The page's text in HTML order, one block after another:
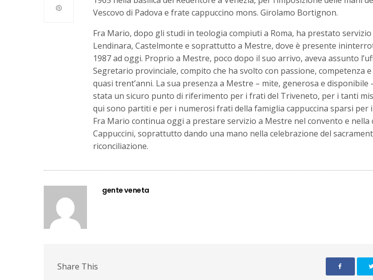
Vescovo di Padova e frate cappuccino mons. Girolamo Bortignon.
Fra Mario, dopo gli studi in teologia compiuti a Roma, ha prestato
Lendinara, Castelmonte e soprattutto a Mestre, dove è presente
1987 ad oggi. Proprio a Mestre, poco dopo il suo arrivo, aveva assunto
Segretario provinciale, compito che ha svolto con passione, competenza
quasi trent’anni. La sua presenza a Mestre – mite, generosa e disponibile
stata un sicuro punto di riferimento per i frati del Triveneto, per i tanti
qui sono partiti e per i numerosi frati della famiglia cappuccina sparsi per
Fra Mario continua oggi a prestare servizio a Mestre nel convento e nella
Cappuccini, soprattutto dando una mano nella celebrazione del
riconciliazione.
gente veneta
Share This